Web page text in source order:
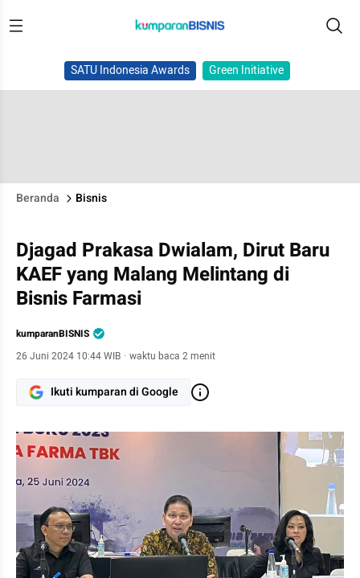
SATU Indonesia Awards Green Initiative
Beranda Bisnis
Djagad Prakasa Dwialam, Dirut Baru
KAEF yang Malang Melintang di
Bisnis Farmasi
kumparanBISNIS
26 Juni 2024 10:44 WIB · waktu baca 2 menit
Ikuti kumparan di Google